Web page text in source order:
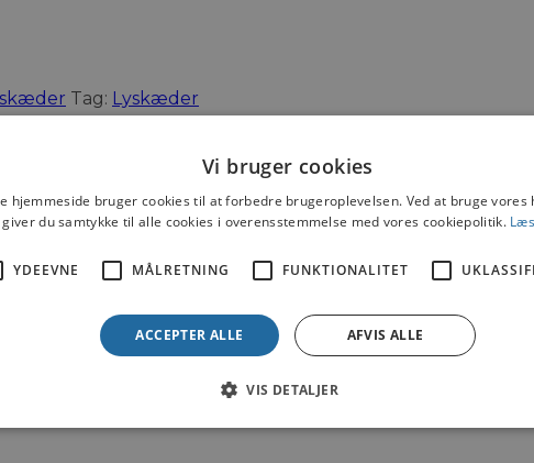
Tag: Lyskæder
hvid
Snefnug Multifarvet Lyskæde Batteridrevet (5 m. – 50
Vi bruger cookies
hjemmeside bruger cookies til at forbedre brugeroplevelsen. Ved at bruge vores
giver du samtykke til alle cookies i overensstemmelse med vores cookiepolitik.
YDEEVNE MÅLRETNING FUNKTIONALITET
ACCEPTER ALLE AFVIS ALLE
VIS DETALJER